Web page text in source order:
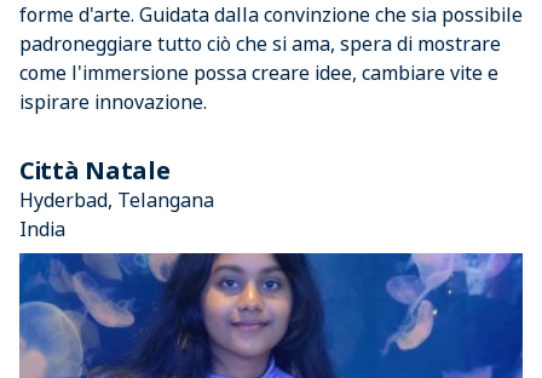
forme d'arte. Guidata dalla convinzione che sia possibile
padroneggiare tutto ciò che si ama, spera di mostrare
come l'immersione possa creare idee, cambiare vite e
ispirare innovazione.
Città Natale
Hyderbad, Telangana
India